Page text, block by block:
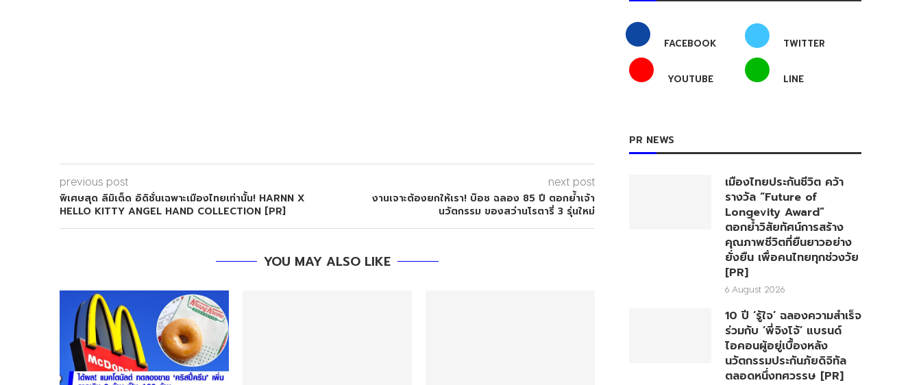
previous post
พิเศษสุด ลิมิเต็ด อิดิชั่นเฉพาะเมืองไทยเท่านั้น! HARNN X
HELLO KITTY ANGEL HAND COLLECTION [PR]
next post
งานเจาะต้องยกให้เรา! บ๊อช ฉลอง 85 ปี ตอกย้ำเจ้า
นวัตกรรม ของสว่านโรตารี่ 3 รุ่นใหม่
YOU MAY ALSO LIKE
FACEBOOK TWITTER
YOUTUBE LINE
PR NEWS
เมืองไทยประกันชีวิต คว้า
รางวัล “Future of
Longevity Award”
ตอกย้ำวิสัยทัศน์การสร้าง
คุณภาพชีวิตที่ยืนยาวอย่าง
ยั่งยืน เพื่อคนไทยทุกช่วงวัย
[PR]
6 August 2026
10 ปี ‘รู้ใจ’ ฉลองความสำเร็จ
ร่วมกับ ‘พี่จิงโจ้’ แบรนด์
ไอคอนผู้อยู่เบื้องหลัง
นวัตกรรมประกันภัยดิจิทัล
ตลอดหนึ่งทศวรรษ [PR]